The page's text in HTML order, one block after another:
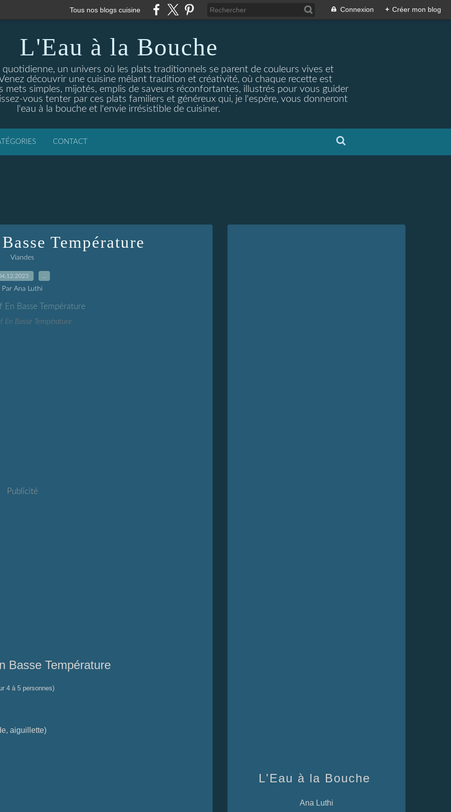
Tous nos blogs cuisine Connexion + Créer mon blog
L'Eau à la Bouche
quotidienne, un univers où les plats traditionnels se parent de couleurs vives et
découvrir une cuisine mêlant tradition et créativité, où chaque recette est
mets simples, mijotés, emplis de saveurs réconfortantes, illustrés pour vous guider
vous tenter par ces plats familiers et généreux qui, je l'espère, vous donneront
l'eau à la bouche et l'envie irrésistible de cuisiner.
CONTACT
Température
Viandes
Par Ana Luthi
En Basse Température
Publicité
Basse Température
4 à 5 personnes)
aiguillette)
L'Eau à la Bouche
Ana Luthi